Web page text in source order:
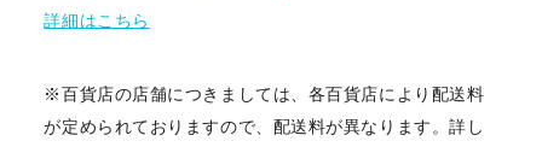
詳細はこちら
※百貨店の店舗につきましては、各百貨店により配送料
が定められておりますので、配送料が異なります。詳し